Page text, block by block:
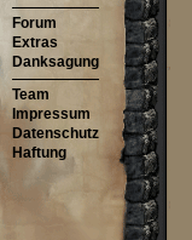
Forum
Extras
Danksagung
Team
Impressum
Datenschutz
Haftung